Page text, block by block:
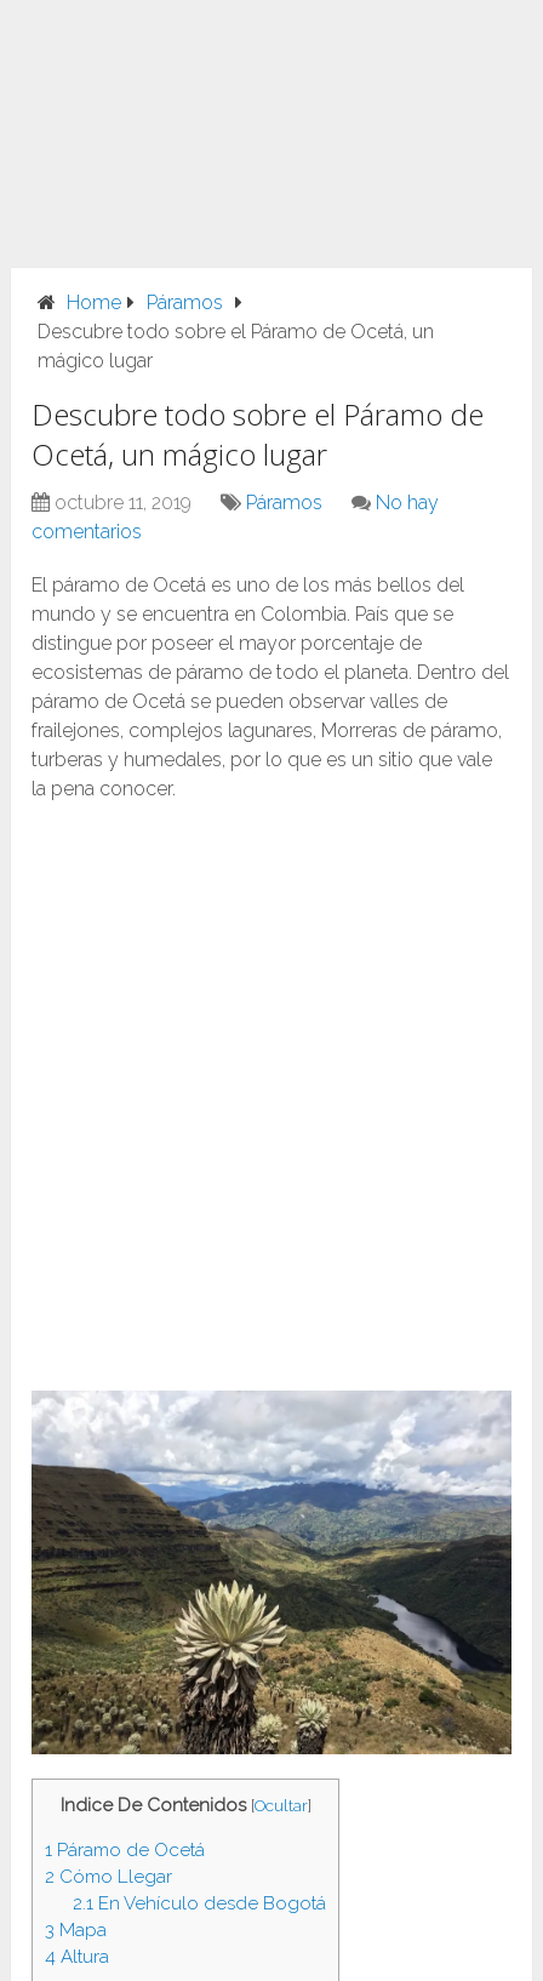
Home
Páramos
Descubre todo sobre el Páramo de Ocetá, un
mágico lugar
Descubre todo sobre el Páramo de
Ocetá, un mágico lugar
octubre 11, 2019 Páramos
No hay
comentarios
El páramo de Ocetá es uno de los más bellos del
mundo y se encuentra en Colombia. País que se
distingue por poseer el mayor porcentaje de
ecosistemas de páramo de todo el planeta. Dentro del
páramo de Ocetá se pueden observar valles de
frailejones, complejos lagunares, Morreras de páramo,
turberas y humedales, por lo que es un sitio que vale
la pena conocer.
Indice De Contenidos [Ocultar]
1 Páramo de Ocetá
2 Cómo Llegar
2.1En Vehículo desde Bogotá
3 Mapa
4 Altura